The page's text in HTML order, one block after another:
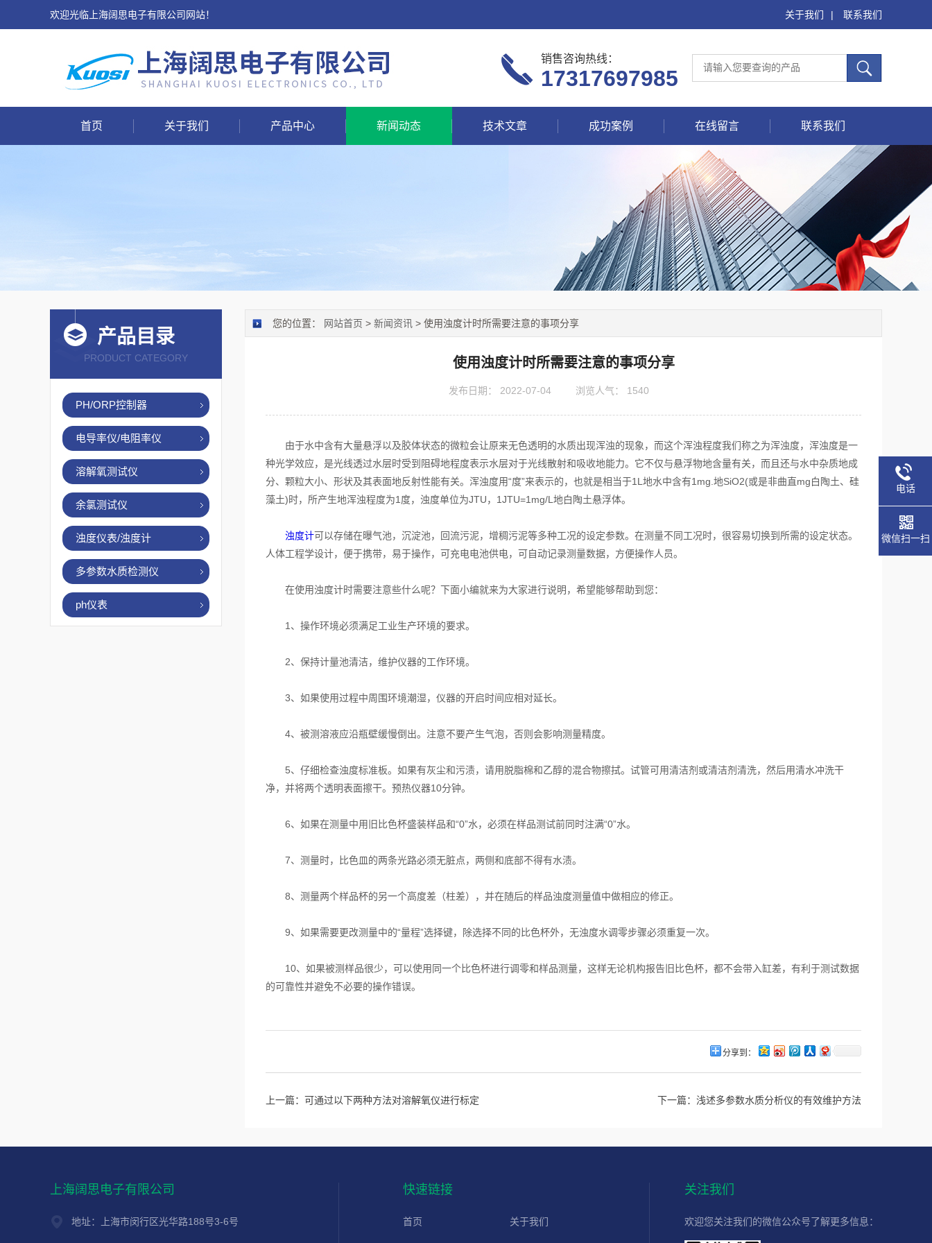
欢迎光临上海阔思电子有限公司网站！ 关于我们 | 联系我们
销售咨询热线：
17317697985
首页 关于我们 产品中心 新闻动态 技术文章 成功案例 在线留言 联系我们
产品目录
PRODUCT CATEGORY
PH/ORP控制器
电导率仪/电阻率仪
溶解氧测试仪
余氯测试仪
浊度仪表/浊度计
多参数水质检测仪
ph仪表
您的位置： 网站首页 > 新闻资讯 > 使用浊度计时所需要注意的事项分享
使用浊度计时所需要注意的事项分享
发布日期： 2022-07-04 浏览人气： 1540
由于水中含有大量悬浮以及胶体状态的微粒会让原来无色透明的水质出现浑浊的现象，而这个浑浊程度我们称之为浑浊度，浑浊度是一
种光学效应，是光线透过水层时受到阻碍地程度表示水层对于光线散射和吸收地能力。它不仅与悬浮物地含量有关，而且还与水中杂质地成
分、颗粒大小、形状及其表面地反射性能有关。浑浊度用“度”来表示的，也就是相当于1L地水中含有1mg.地SiO2(或是非曲直mg白陶土、硅
藻土)时，所产生地浑浊程度为1度，浊度单位为JTU，1JTU=1mg/L地白陶土悬浮体。
浊度计可以存储在曝气池，沉淀池，回流污泥，增稠污泥等多种工况的设定参数。在测量不同工况时，很容易切换到所需的设定状态。
人体工程学设计，便于携带，易于操作，可充电电池供电，可自动记录测量数据，方便操作人员。
在使用浊度计时需要注意些什么呢？下面小编就来为大家进行说明，希望能够帮助到您：
1、操作环境必须满足工业生产环境的要求。
2、保持计量池清洁，维护仪器的工作环境。
3、如果使用过程中周围环境潮湿，仪器的开启时间应相对延长。
4、被测溶液应沿瓶壁缓慢倒出。注意不要产生气泡，否则会影响测量精度。
5、仔细检查浊度标准板。如果有灰尘和污渍，请用脱脂棉和乙醇的混合物擦拭。试管可用清洁剂或清洁剂清洗，然后用清水冲洗干
净，并将两个透明表面擦干。预热仪器10分钟。
6、如果在测量中用旧比色杯盛装样品和“0”水，必须在样品测试前同时注满“0”水。
7、测量时，比色皿的两条光路必须无脏点，两侧和底部不得有水渍。
8、测量两个样品杯的另一个高度差（柱差），并在随后的样品浊度测量值中做相应的修正。
9、如果需要更改测量中的“量程”选择键，除选择不同的比色杯外，无浊度水调零步骤必须重复一次。
10、如果被测样品很少，可以使用同一个比色杯进行调零和样品测量，这样无论机构报告旧比色杯，都不会带入缸差，有利于测试数据
的可靠性并避免不必要的操作错误。
分享到：
上一篇： 可通过以下两种方法对溶解氧仪进行标定 下一篇： 浅述多参数水质分析仪的有效维护方法
上海阔思电子有限公司
地址：上海市闵行区光华路188号3-6号
快速链接
首页 关于我们
关注我们
欢迎您关注我们的微信公众号了解更多信息：
电话
微信扫一扫